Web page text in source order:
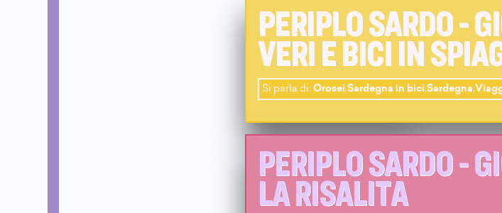
PERIPLO SARDO -
VERI E BICI IN
Si parla di:Orosei,Sardegna in bici,Sardegna,
PERIPLO SARDO -
LA RISALITA